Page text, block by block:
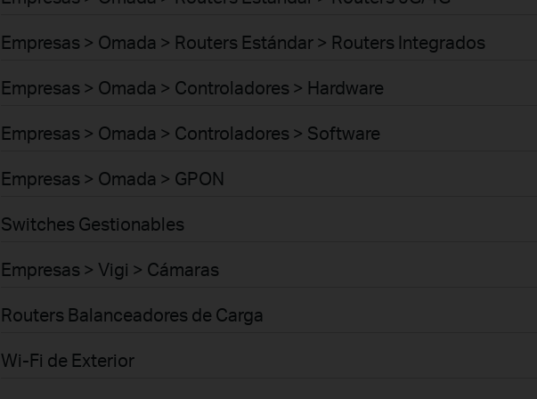
Empresas > Omada > Routers Estándar > Routers Integrados
Empresas > Omada > Controladores > Hardware
Empresas > Omada > Controladores > Software
Empresas > Omada > GPON
Switches Gestionables
Empresas > Vigi > Cámaras
Routers Balanceadores de Carga
Wi-Fi de Exterior